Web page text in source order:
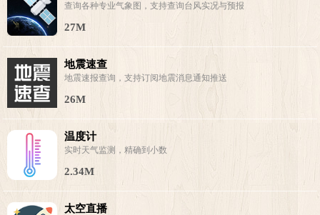
查询各种专业气象图，支持查询台风实况与预报
27M
地震速查
地震速报查询，支持订阅地震消息通知推送
26M
温度计
实时天气监测，精确到小数
2.34M
太空直播